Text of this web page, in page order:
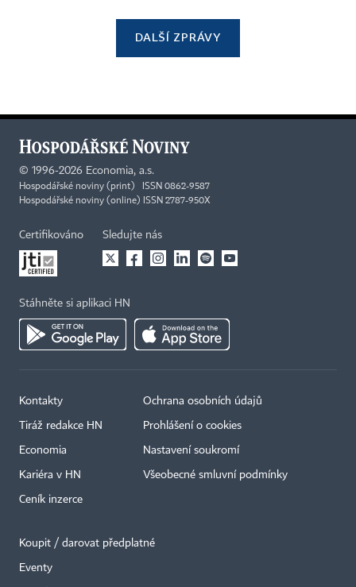
DALŠÍ ZPRÁVY
© 1996-2026 Economia, a.s.
Hospodářské noviny (print) ISSN 0862-9587
Hospodářské noviny (online) ISSN 2787-950X
Certifikováno Sledujte nás
Stáhněte si aplikaci HN
Kontakty
Tiráž redakce HN
Economia
Kariéra v HN
Ceník inzerce
Ochrana osobních údajů
Prohlášení o cookies
Nastavení soukromí
Všeobecné smluvní podmínky
Koupit / darovat předplatné
Eventy